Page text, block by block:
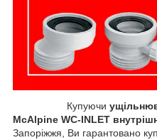
Купуючи
McAlpine WC-INLET
Запоріжжя, Ви гарантовано